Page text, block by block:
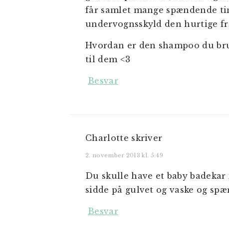
får samlet mange spændende
undervognsskyld den hurtige
Hvordan er den shampoo du
til dem <3
Besvar
Charlotte skriver
2. november 2013 kl. 5:49
Du skulle have et baby
sidde på gulvet og vaske og
Besvar